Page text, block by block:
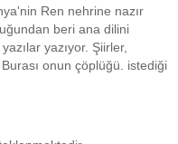
Ren nehrine nazır
beri ana dilini
yazıyor. Şiirler,
onun çöplüğü. istediği